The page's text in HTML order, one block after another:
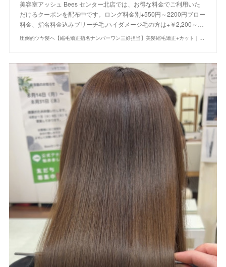
美容室アッシュ Bees センター北店では、お得な料金でご利用いた
だけるクーポンを配布中です。ロング料金別+550円～2200円ブロー
料金、指名料金込みブリーチ毛,ハイダメージ毛の方は+￥2,200～…
圧倒的ツヤ髪へ【縮毛矯正指名ナンバーワン三好担当】美髪縮毛矯正+カット｜クーポン・メニュー｜Bees センター北店｜ヘアサロン・美容院｜Ash オフィシャルサイト